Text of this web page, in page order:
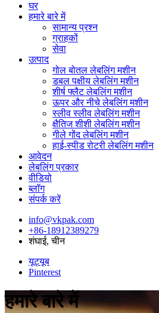
घर
हमारे बारे में
सामान्य प्रश्न
ग्राहकों
सेवा
उत्पाद
गोल बोतल लेबलिंग मशीन
डबल पक्षीय लेबलिंग मशीन
शीर्ष फ्लैट लेबलिंग मशीन
ऊपर और नीचे लेबलिंग मशीन
स्लीव स्लीव लेबलिंग मशीन
क्षैतिज शीशी लेबलिंग मशीन
गीले गोंद लेबलिंग मशीन
हाई-स्पीड रोटरी लेबलिंग मशीन
आवेदन
लेबलिंग प्रकार
वीडियो
ब्लॉग
संपर्क करें
info@vkpak.com
+86-18912389279
शंघाई, चीन
यूट्यूब
Pinterest
हमारे बारे में